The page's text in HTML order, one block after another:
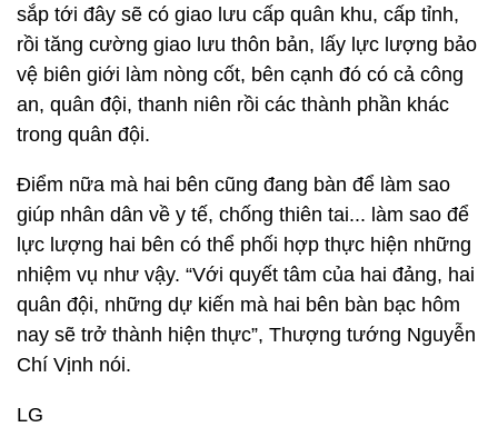
sắp tới đây sẽ có giao lưu cấp quân khu, cấp tỉnh,
rồi tăng cường giao lưu thôn bản, lấy lực lượng bảo
vệ biên giới làm nòng cốt, bên cạnh đó có cả công
an, quân đội, thanh niên rồi các thành phần khác
trong quân đội.
Điểm nữa mà hai bên cũng đang bàn để làm sao
giúp nhân dân về y tế, chống thiên tai... làm sao để
lực lượng hai bên có thể phối hợp thực hiện những
nhiệm vụ như vậy. “Với quyết tâm của hai đảng, hai
quân đội, những dự kiến mà hai bên bàn bạc hôm
nay sẽ trở thành hiện thực”, Thượng tướng Nguyễn
Chí Vịnh nói.
LG